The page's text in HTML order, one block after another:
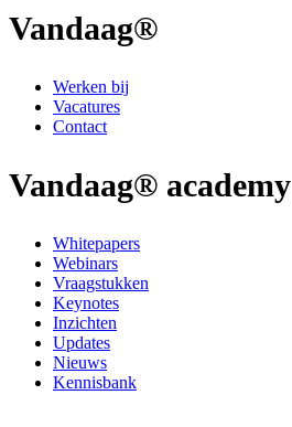
Vandaag®
Werken bij
Vacatures
Contact
Vandaag® academy
Whitepapers
Webinars
Vraagstukken
Keynotes
Inzichten
Updates
Nieuws
Kennisbank